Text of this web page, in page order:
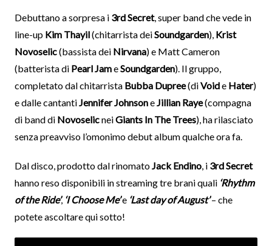
Debuttano a sorpresa i 3rd Secret, super band che vede in
line-up Kim Thayil(chitarrista deiSoundgarden), Krist
Novoselic(bassista dei Nirvana) e Matt Cameron
(batterista di Pearl JameSoundgarden). Il gruppo,
completato dal chitarrista Bubba Dupree(diVoide Hater)
e dalle cantantiJennifer JohnsoneJillian Raye(compagna
di band di NovoselicneiGiants In The Trees), ha rilasciato
senza preavviso l’omonimo debut album qualche ora fa.
Dal disco, prodotto dal rinomatoJack Endino, i 3rd Secret
hanno reso disponibili in streaming tre brani quali‘Rhythm
of the Ride’, ‘I Choose Me’e‘Last day of August’– che
potete ascoltare qui sotto!